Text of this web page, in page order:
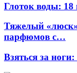
Глоток воды:
Тяжелый
парфюмов с…
Взяться за